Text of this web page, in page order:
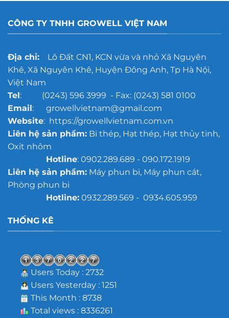
CÔNG TY TNHH GROWELL VIỆT NAM
Địa chỉ:Lô Đất CN1, KCN vừa và nhỏ Xã Nguyên
Khê, Xã Nguyên Khê, Huyện Đông Anh, Tp Hà Nội,
Việt Nam
Tel: (0243) 596 3999 - Fax: (0243) 581 0100
Email: growellvietnam@gmail.com
Website: https://growellvietnam.com.vn
Liên hệ sản phẩm:Bi thép, Hạt thép, Hạt thủy tinh,
Oxit nhôm
Hotline: 0902.289.689 - 090.172.1919
Liên hệ sản phẩm:Máy phun bi, Máy phun cát,
Phòng phun bi
Hotline:0932.289.569 - 0934.605.959
THỐNG KÊ
Users Today : 2732
Users Yesterday : 1251
This Month : 8738
Total views : 8336261